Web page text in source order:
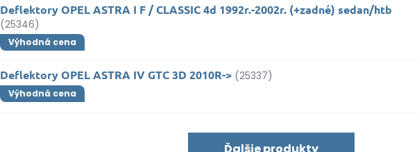
Deflektory OPEL ASTRA I F / CLASSIC 4d 1992r.-2002r. (+zadné) sedan/htb
(25346)
Výhodná cena
Deflektory OPEL ASTRA IV GTC 3D 2010R-> (25337)
Výhodná cena